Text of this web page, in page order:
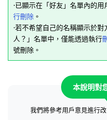
⋅已顯示在「好友」名單內的用
行刪除 。
⋅若不希望自己的名稱顯示於
人？」名單中，僅能透過執行
號刪除。
本說明對
我們將參考用戶意見進行